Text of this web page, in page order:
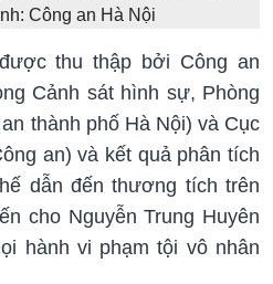
Công an Hà Nội
thu thập bởi Công an
Cảnh sát hình sự, Phòng
thành phố Hà Nội) và Cục
an) và kết quả phân tích
dẫn đến thương tích trên
cho Nguyễn Trung Huyên
hành vi phạm tội vô nhân